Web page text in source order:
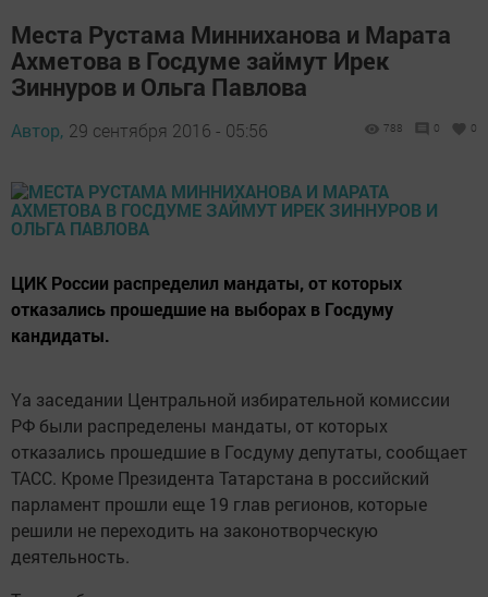
Места Рустама Минниханова и Марата
Ахметова в Госдуме займут Ирек
Зиннуров и Ольга Павлова
Автор, 29 сентября 2016 - 05:56 788 0 0
ЦИК России распределил мандаты, от которых
отказались прошедшие на выборах в Госдуму
кандидаты.
Yа заседании Центральной избирательной комиссии
РФ были распределены мандаты, от которых
отказались прошедшие в Госдуму депутаты, сообщает
ТАСС. Кроме Президента Татарстана в российский
парламент прошли еще 19 глав регионов, которые
решили не переходить на законотворческую
деятельность.